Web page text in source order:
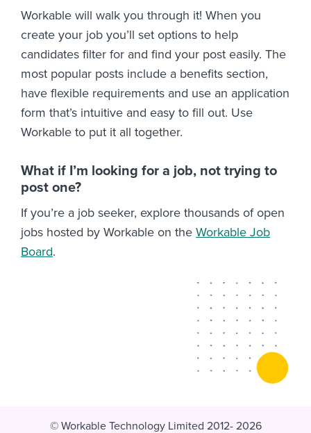
Workable will walk you through it! When you
create your job you’ll set options to help
candidates filter for and find your post easily. The
most popular posts include a benefits section,
have flexible requirements and use an application
form that’s intuitive and easy to fill out. Use
Workable to put it all together.
What if I’m looking for a job, not trying to
post one?
If you’re a job seeker, explore thousands of open
jobs hosted by Workable on the Workable Job
Board.
© Workable Technology Limited 2012- 2026